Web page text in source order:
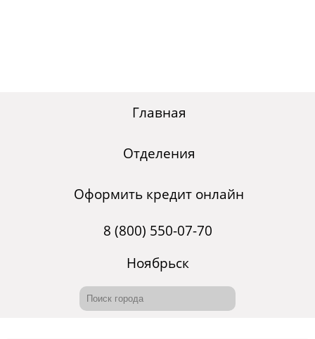
Главная
Отделения
Оформить кредит онлайн
8 (800) 550-07-70
Ноябрьск